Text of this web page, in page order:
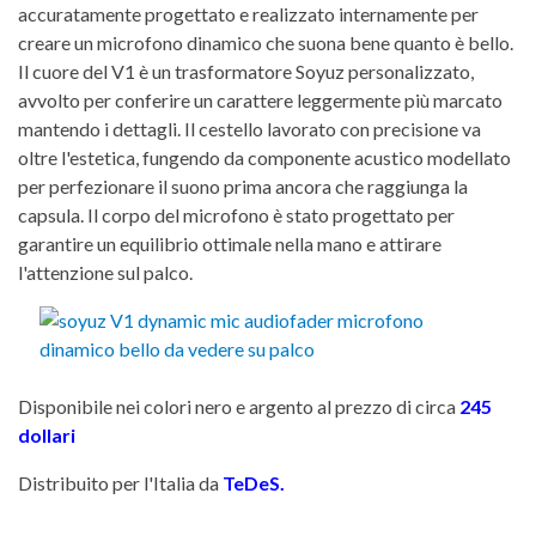
accuratamente progettato e realizzato internamente per
creare un microfono dinamico che suona bene quanto è bello.
Il cuore del V1 è un trasformatore Soyuz personalizzato,
avvolto per conferire un carattere leggermente più marcato
mantendo i dettagli. Il cestello lavorato con precisione va
oltre l'estetica, fungendo da componente acustico modellato
per perfezionare il suono prima ancora che raggiunga la
capsula. Il corpo del microfono è stato progettato per
garantire un equilibrio ottimale nella mano e attirare
l'attenzione sul palco.
Disponibile nei colori nero e argento al prezzo di circa 245
dollari
Distribuito per l'Italia da TeDeS